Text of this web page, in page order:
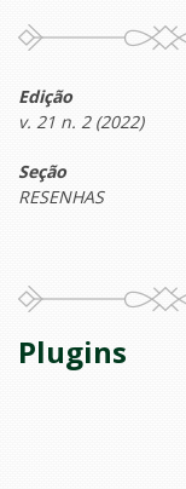
Edição
v. 21 n. 2 (2022)
Seção
RESENHAS
Plugins